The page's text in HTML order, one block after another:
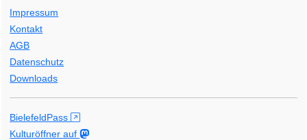
Impressum
Kontakt
AGB
Datenschutz
Downloads
BielefeldPass
Kulturöffner auf